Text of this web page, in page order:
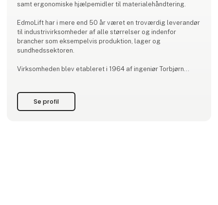
samt ergonomiske hjælpemidler til materialehåndtering.
EdmoLift har i mere end 50 år været en troværdig leverandør
til industrivirksomheder af alle størrelser og indenfor
brancher som eksempelvis produktion, lager og
sundhedssektoren.
Virksomheden blev etableret i 1964 af ingeniør Torbjørn
administrationsbygninger findes.
Se profil